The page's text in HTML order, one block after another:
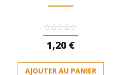
Note
0
sur
1,20 €
AJOUTER AU PANIER